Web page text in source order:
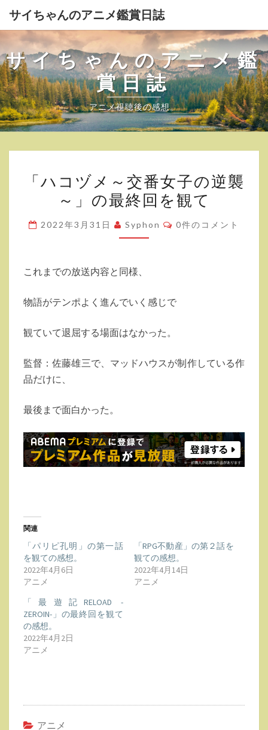
サイちゃんのアニメ鑑賞日誌
サイちゃんのアニメ鑑
賞日誌
アニメ視聴後の感想。
コ
ヅ
～
番
子
逆
～」
を
観
「ハコヅメ～交番女子の逆襲
～」の最終回を観て
2022年3月31日 Syphon
コ
メ
0件のコメント
これまでの放送内容と同様、
物語がテンポよく進んでいく感じで
観ていて退屈する場面はなかった。
監督：佐藤雄三で、マッドハウスが制作している作
品だけに、
最後まで面白かった。
関連
「パリピ孔明」の第一話
を観ての感想。
2022年4月6日
アニメ
「RPG不動産」の第２話を
観ての感想。
2022年4月14日
アニメ
「最遊記RELOAD -
ZEROIN-」の最終回を観て
の感想。
2022年4月2日
アニメ
アニメ